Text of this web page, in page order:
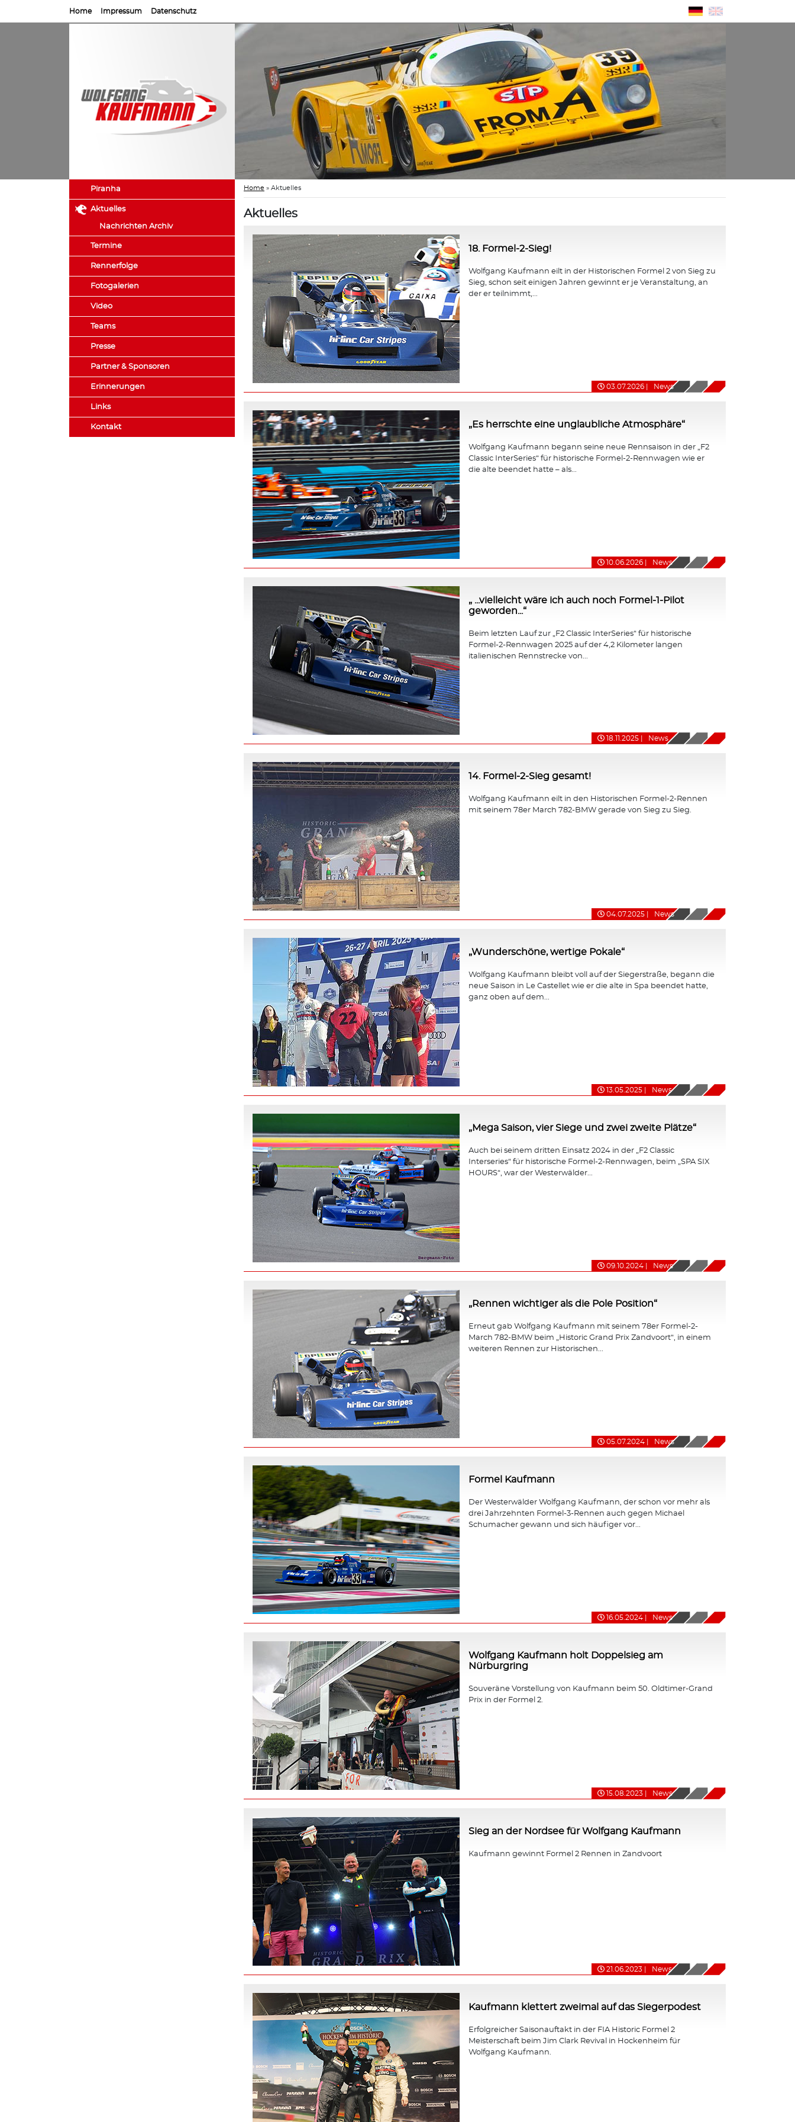
Home Impressum Datenschutz
Piranha
Aktuelles
Nachrichten Archiv
Termine
Rennerfolge
Fotogalerien
Video
Teams
Presse
Partner & Sponsoren
Erinnerungen
Links
Kontakt
Home » Aktuelles
Aktuelles
18. Formel-2-Sieg!
Wolfgang Kaufmann eilt in der Historischen Formel 2 von Sieg zu
Sieg, schon seit einigen Jahren gewinnt er je Veranstaltung, an
der er teilnimmt,...
03.07.2026 News
„Es herrschte eine unglaubliche Atmosphäre“
Wolfgang Kaufmann begann seine neue Rennsaison in der „F2
Classic InterSeries“ für historische Formel-2-Rennwagen wie er
die alte beendet hatte – als...
10.06.2026 News
„ ...vielleicht wäre ich auch noch Formel-1-Pilot
geworden...“
Beim letzten Lauf zur „F2 Classic InterSeries“ für historische
Formel-2-Rennwagen 2025 auf der 4,2 Kilometer langen
italienischen Rennstrecke von...
18.11.2025 News
14. Formel-2-Sieg gesamt!
Wolfgang Kaufmann eilt in den Historischen Formel-2-Rennen
mit seinem 78er March 782-BMW gerade von Sieg zu Sieg.
04.07.2025 News
„Wunderschöne, wertige Pokale“
Wolfgang Kaufmann bleibt voll auf der Siegerstraße, begann die
neue Saison in Le Castellet wie er die alte in Spa beendet hatte,
ganz oben auf dem...
13.05.2025 News
„Mega Saison, vier Siege und zwei zweite Plätze“
Auch bei seinem dritten Einsatz 2024 in der „F2 Classic
Interseries“ für historische Formel-2-Rennwagen, beim „SPA SIX
HOURS“, war der Westerwälder...
09.10.2024 News
„Rennen wichtiger als die Pole Position“
Erneut gab Wolfgang Kaufmann mit seinem 78er Formel-2-
March 782-BMW beim „Historic Grand Prix Zandvoort“, in einem
weiteren Rennen zur Historischen...
05.07.2024 News
Formel Kaufmann
Der Westerwälder Wolfgang Kaufmann, der schon vor mehr als
drei Jahrzehnten Formel-3-Rennen auch gegen Michael
Schumacher gewann und sich häufiger vor...
16.05.2024 News
Wolfgang Kaufmann holt Doppelsieg am
Nürburgring
Souveräne Vorstellung von Kaufmann beim 50. Oldtimer-Grand
Prix in der Formel 2.
15.08.2023 News
Sieg an der Nordsee für Wolfgang Kaufmann
Kaufmann gewinnt Formel 2 Rennen in Zandvoort
21.06.2023 News
Kaufmann klettert zweimal auf das Siegerpodest
Erfolgreicher Saisonauftakt in der FIA Historic Formel 2
Meisterschaft beim Jim Clark Revival in Hockenheim für
Wolfgang Kaufmann.